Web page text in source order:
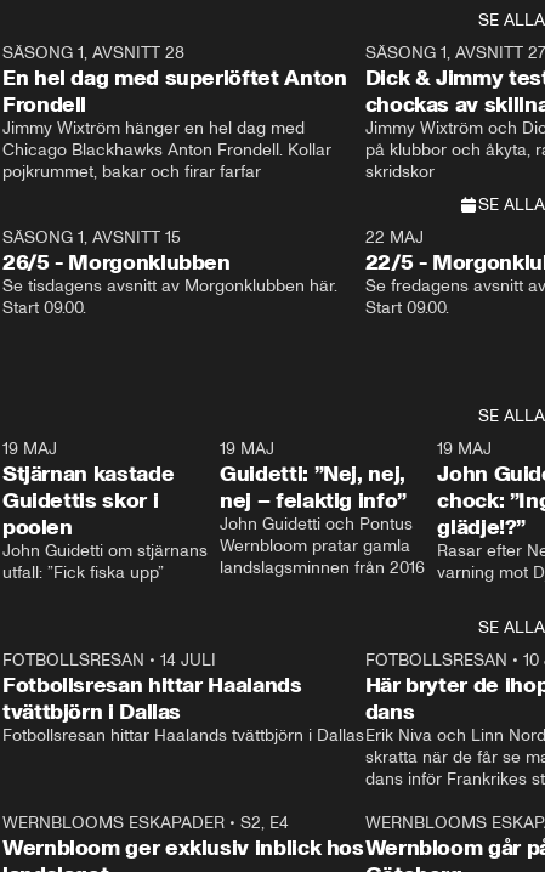
SE ALLA
Plus
SÄSONG 1, AVSNITT 28
En hel dag med superlöftet Anton
Frondell
Jimmy Wixtröm hänger en hel dag med
Chicago Blackhawks Anton Frondell. Kollar
pojkrummet, bakar och firar farfar
SÄSONG 1, AVSNITT 27
Dick & Jimmy
chockas av
Jimmy Wixtröm och
på klubbor och åkyta,
skridskor
SE ALLA
SÄSONG 1, AVSNITT 15
26/5 - Morgonklubben
Se tisdagens avsnitt av Morgonklubben här.
Start 09.00.
22 MAJ
22/5 -
Se fredagens avsnitt
Start 09.00.
SE ALLA
0:43
19 MAJ
Stjärnan kastade
Guidettis skor i
poolen
John Guidetti om stjärnans
utfall: ”Fick fiska upp”
0:39
19 MAJ
Guidetti: ”Nej, nej,
nej – felaktig info”
John Guidetti och Pontus
Wernbloom pratar gamla
landslagsminnen från 2016
19 MAJ
John
chock:
glädje!?”
Rasar efter
varning mot
SE ALLA
FOTBOLLSRESAN • 14 JULI
Fotbollsresan hittar Haalands
tvättbjörn i Dallas
Fotbollsresan hittar Haalands tvättbjörn i Dallas
FOTBOLLSRESAN • 10
Här bryter de
dans
Erik Niva och Linn
skratta när de får se
dans inför Frankrikes
WERNBLOOMS ESKAPADER• S2, E4
Wernbloom ger exklusiv inblick hos
Plus
WERNBLOOMS
Wernbloom går